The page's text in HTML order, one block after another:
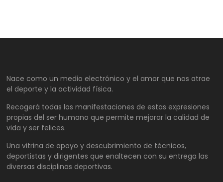
Nace como un medio electrónico y el amor que nos atrae
el deporte y la actividad física.
Recogerá todas las manifestaciones de estas expresiones
propias del ser humano que permite mejorar la calidad de
vida y ser felices.
Una vitrina de apoyo y descubrimiento de técnicos,
deportistas y dirigentes que enaltecen con su entrega las
diversas disciplinas deportivas.